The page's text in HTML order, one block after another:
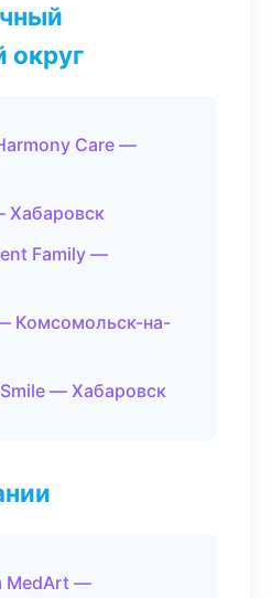
округ
Care —
Family —
Комсомольск-на-
— Хабаровск
MedArt —